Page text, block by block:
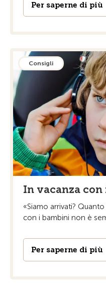
Per saperne di più
Consigli
In vacanza
«Siamo arrivati?
con i bambini non è
Per saperne di più